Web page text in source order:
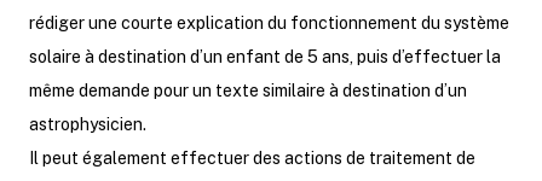
rédiger une courte explication du fonctionnement du système
solaire à destination d’un enfant de 5 ans, puis d’effectuer la
même demande pour un texte similaire à destination d’un
astrophysicien.
Il peut également effectuer des actions de traitement de